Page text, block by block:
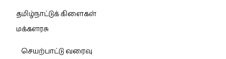
தமிழ்நாட்டுக் கிளைகள்
மக்களரசு
செயற்பாட்டு வரைவு